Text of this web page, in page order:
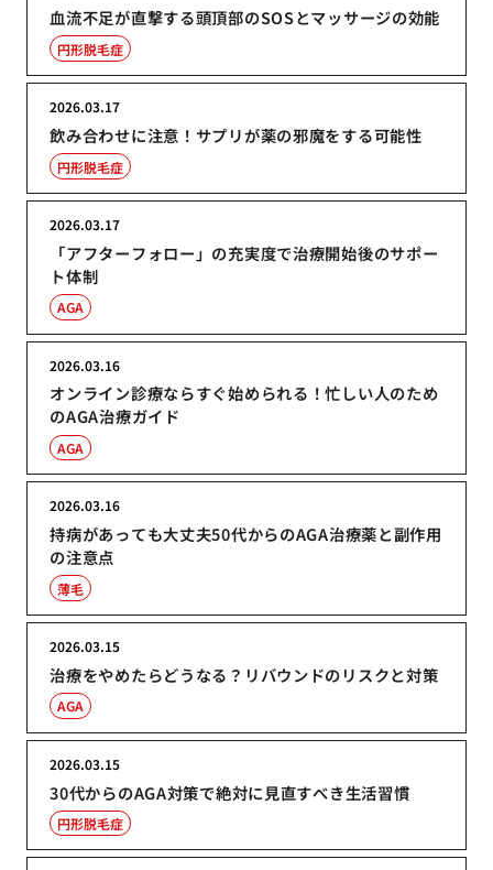
血流不足が直撃する頭頂部のSOSとマッサージの効能
円形脱毛症
飲み合わせに注意！サプリが薬の邪魔をする可能性
2026.03.17
円形脱毛症
「アフターフォロー」の充実度で治療開始後のサポー
ト体制
2026.03.17
AGA
オンライン診療ならすぐ始められる！忙しい人のため
のAGA治療ガイド
2026.03.16
AGA
持病があっても大丈夫50代からのAGA治療薬と副作用
の注意点
2026.03.16
薄毛
治療をやめたらどうなる？リバウンドのリスクと対策
2026.03.15
AGA
30代からのAGA対策で絶対に見直すべき生活習慣
2026.03.15
円形脱毛症